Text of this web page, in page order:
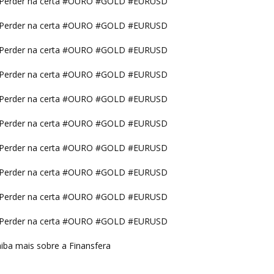
na certa #OURO #GOLD #EURUSD
na certa #OURO #GOLD #EURUSD
na certa #OURO #GOLD #EURUSD
na certa #OURO #GOLD #EURUSD
na certa #OURO #GOLD #EURUSD
na certa #OURO #GOLD #EURUSD
na certa #OURO #GOLD #EURUSD
na certa #OURO #GOLD #EURUSD
na certa #OURO #GOLD #EURUSD
mais sobre a Finansfera